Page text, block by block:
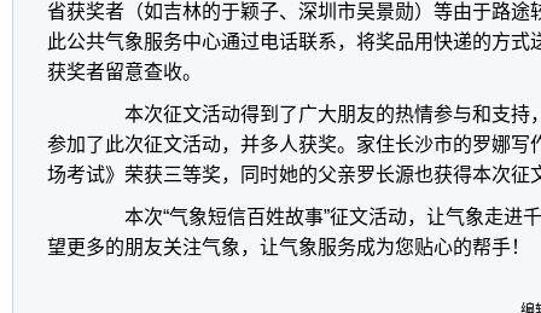
省获奖者（如吉林的于颖子、深圳市吴景勋）等由于路途
此公共气象服务中心通过电话联系，将奖品用快递的方式
获奖者留意查收。
本次征文活动得到了广大朋友的热情参与和支持
参加了此次征文活动，并多人获奖。家住长沙市的罗娜写
场考试》荣获三等奖，同时她的父亲罗长源也获得本次征
本次“气象短信百姓故事”征文活动，让气象走进
望更多的朋友关注气象，让气象服务成为您贴心的帮手！